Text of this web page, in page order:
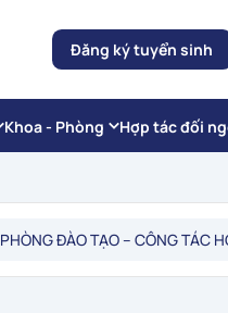
Đăng ký tuyển sinh
Khoa - Phòng Hợp tác đối
PHÒNG ĐÀO TẠO – CÔNG TÁC